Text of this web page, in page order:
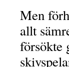
Men
allt
försökte